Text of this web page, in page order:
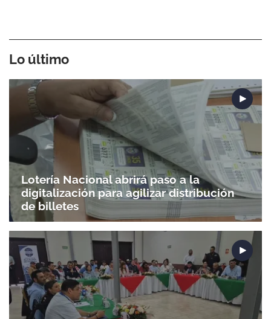
Gracias por suscribirte a nuestro boletín.
ACEPTAR
Lo último
Lotería Nacional abrirá paso a la
digitalización para agilizar distribución
de billetes